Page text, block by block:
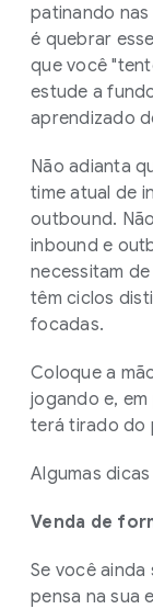
patinando nas
é quebrar
que você
estude a
aprendizado
Não adianta
time atual de
outbound.
inbound e
necessitam
têm ciclos
focadas.
Coloque a
jogando e,
terá tirado do
Algumas
Venda de
Se você
pensa na sua